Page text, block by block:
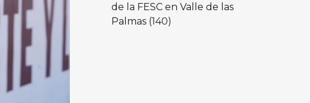
de la FESC en Valle de las
Palmas (140)